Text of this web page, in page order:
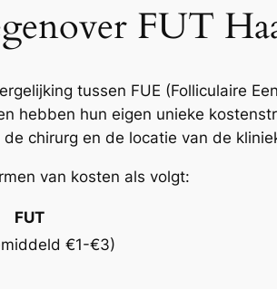
FUT
tussen FUE (Folliculaire
hebben hun eigen unieke
chirurg en de locatie van de
van kosten als volgt:
FUT
€1-€3)